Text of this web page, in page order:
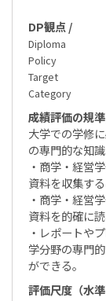
DP観点 /
Diploma
Policy
Target
Category
成績評価の規
大学での学修
の専門的な知
・商学・経営
資料を収集す
・商学・経営
資料を的確に
・レポートや
学分野の専門
ができる。
評価尺度（水